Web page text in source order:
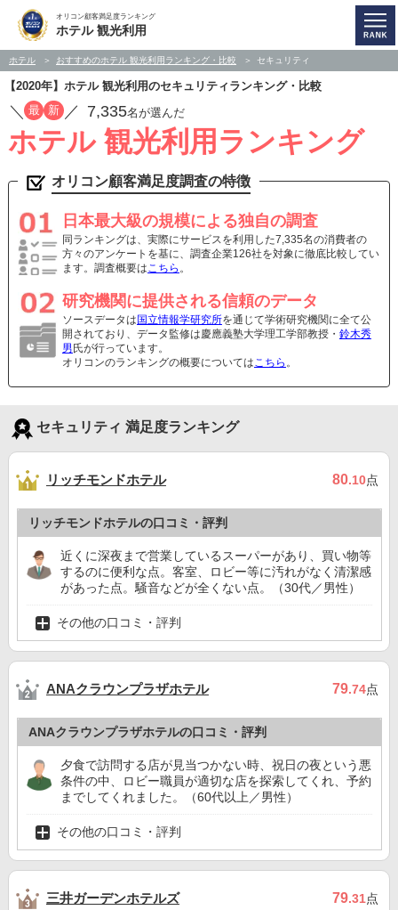
オリコン顧客満足度ランキング
ホテル 観光利用
ホテル おすすめのホテル 観光利用ランキング・比較 セキュリティ
【2020年】ホテル 観光利用のセキュリティランキング・比較
／ 最 新 ／ 7,335名が選んだ
ホテル 観光利用ランキング
オリコン顧客満足度調査の特徴
日本最大級の規模による独自の調査
同ランキングは、実際にサービスを利用した7,335名の消費者の
方々のアンケートを基に、調査企業126社を対象に徹底比較してい
ます。調査概要はこちら 。
研究機関に提供される信頼のデータ
ソースデータは 国立情報学研究所を通じて学術研究機関に全て公
開されており、データ監修は慶應義塾大学理工学部教授・ 鈴木秀
男 氏が行っています。
オリコンのランキングの概要についてはこちら 。
セキュリティ 満足度ランキング
リッチモンドホテル 80.10点
リッチモンドホテルの口コミ・評判
近くに深夜まで営業しているスーパーがあり、買い物等
するのに便利な点。客室、ロビー等に汚れがなく清潔感
があった点。騒音などが全くない点。（30代／男性）
その他の口コミ・評判
ANAクラウンプラザホテル 79.74点
ANAクラウンプラザホテルの口コミ・評判
夕食で訪問する店が見当つかない時、祝日の夜という悪
条件の中、ロビー職員が適切な店を探索してくれ、予約
までしてくれました。（60代以上／男性）
その他の口コミ・評判
三井ガーデンホテルズ 79.31点